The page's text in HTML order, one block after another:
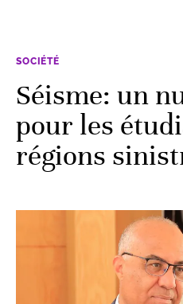
SOCIÉTÉ
Séisme: un
pour les
régions